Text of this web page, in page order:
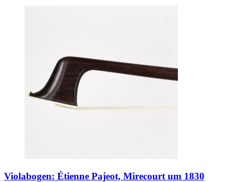
Violabogen: Étienne Pajeot, Mirecourt um 1830